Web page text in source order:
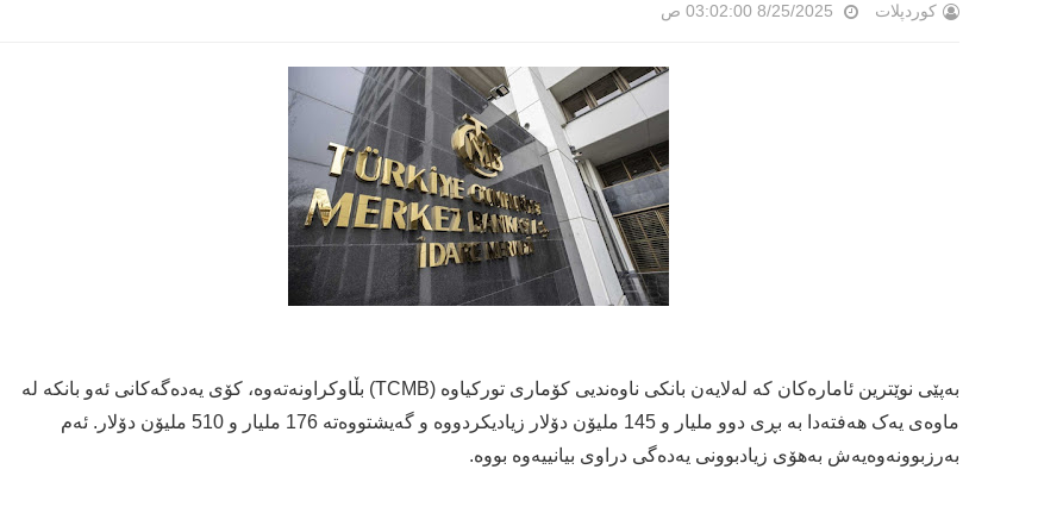
کوردپلات 8/25/2025 03:02:00 ص
بەپێی نوێترین ئامارەکان کە لەلایەن بانکی ناوەندیی کۆماری تورکیاوە (TCMB) بڵاوکراونەتەوە، کۆی یەدەگەکانی ئەو بانکە لە
ماوەی یەک هەفتەدا بە بڕی دوو ملیار و 145 ملیۆن دۆلار زیادیکردووە و گەیشتووەتە 176 ملیار و 510 ملیۆن دۆلار. ئەم
بەرزبوونەوەیەش بەهۆی زیادبوونی یەدەگی دراوی بیانییەوە بووە.